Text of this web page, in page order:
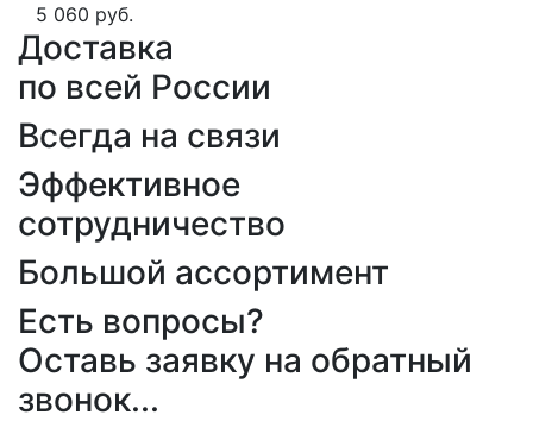
5 060 руб.
Доставка
по всей России
Всегда на связи
Эффективное
сотрудничество
Большой ассортимент
Есть вопросы?
Оставь заявку на обратный
звонок...